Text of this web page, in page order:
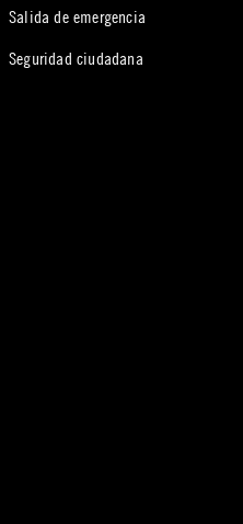
Salida de emergencia
Seguridad ciudadana